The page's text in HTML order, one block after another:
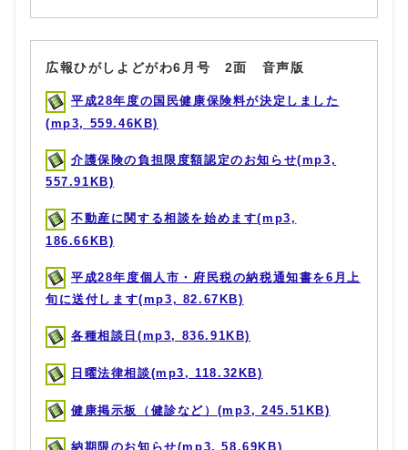
広報ひがしよどがわ6月号 2面 音声版
平成28年度の国民健康保険料が決定しました
(mp3, 559.46KB)
介護保険の負担限度額認定のお知らせ(mp3,
557.91KB)
不動産に関する相談を始めます(mp3,
186.66KB)
平成28年度個人市・府民税の納税通知書を6月上
旬に送付します(mp3, 82.67KB)
各種相談日(mp3, 836.91KB)
日曜法律相談(mp3, 118.32KB)
健康掲示板（健診など）(mp3, 245.51KB)
納期限のお知らせ(mp3, 58.69KB)